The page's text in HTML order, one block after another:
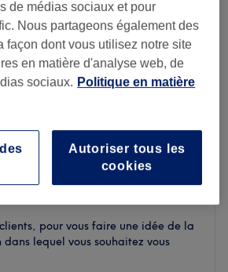
Filtrer par évaluation
pour vous faire une idée de la
lequel vous souhaitez vous
de médias sociaux et pour
Nous partageons également des
façon dont vous utilisez notre site
en matière d'analyse web, de
sociaux. Politique en matière
Autoriser tous les
cookies